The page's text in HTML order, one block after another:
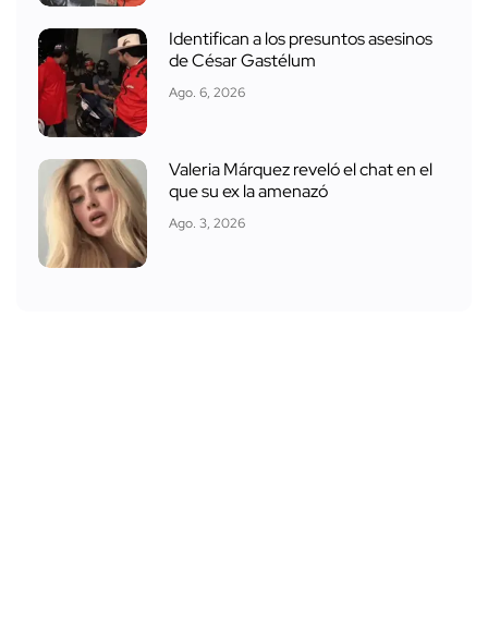
Identifican a los presuntos asesinos
de César Gastélum
Ago. 6, 2026
Valeria Márquez reveló el chat en el
que su ex la amenazó
Ago. 3, 2026